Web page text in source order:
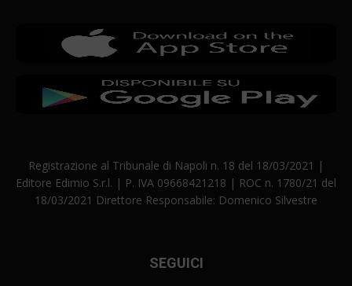
Registrazione al Tribunale di Napoli n. 18 del 18/03/2021 |
Editore Edimio S.r.l. | P. IVA 09668421218 | ROC n. 1780/21 del
18/03/2021 Direttore Responsabile: Domenico Silvestre
SEGUICI